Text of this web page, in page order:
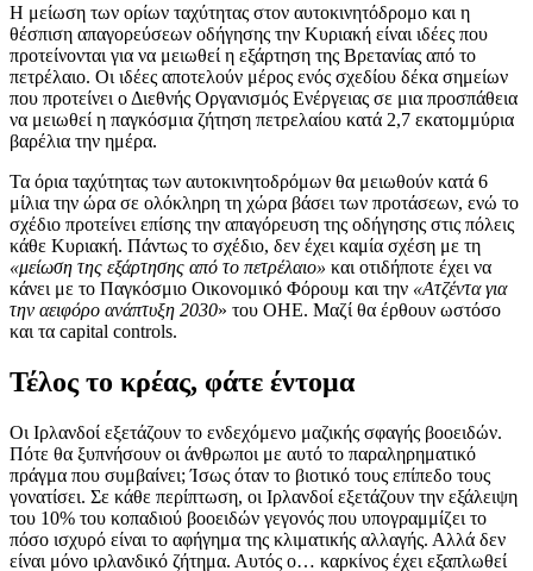
Η μείωση των ορίων ταχύτητας στον αυτοκινητόδρομο και η
θέσπιση απαγορεύσεων οδήγησης την Κυριακή είναι ιδέες που
προτείνονται για να μειωθεί η εξάρτηση της Βρετανίας από το
πετρέλαιο. Οι ιδέες αποτελούν μέρος ενός σχεδίου δέκα σημείων
που προτείνει ο Διεθνής Οργανισμός Ενέργειας σε μια προσπάθεια
να μειωθεί η παγκόσμια ζήτηση πετρελαίου κατά 2,7 εκατομμύρια
βαρέλια την ημέρα.
Τα όρια ταχύτητας των αυτοκινητοδρόμων θα μειωθούν κατά 6
μίλια την ώρα σε ολόκληρη τη χώρα βάσει των προτάσεων, ενώ το
σχέδιο προτείνει επίσης την απαγόρευση της οδήγησης στις πόλεις
κάθε Κυριακή. Πάντως το σχέδιο, δεν έχει καμία σχέση με τη
«μείωση της εξάρτησης από το πετρέλαιο» και οτιδήποτε έχει να
κάνει με το Παγκόσμιο Οικονομικό Φόρουμ και την «Ατζέντα για
την αειφόρο ανάπτυξη 2030» του ΟΗΕ. Μαζί θα έρθουν ωστόσο
και τα capital controls.
Τέλος το κρέας, φάτε έντομα
Οι Ιρλανδοί εξετάζουν το ενδεχόμενο μαζικής σφαγής βοοειδών.
Πότε θα ξυπνήσουν οι άνθρωποι με αυτό το παραληρηματικό
πράγμα που συμβαίνει; Ίσως όταν το βιοτικό τους επίπεδο τους
γονατίσει. Σε κάθε περίπτωση, οι Ιρλανδοί εξετάζουν την εξάλειψη
του 10% του κοπαδιού βοοειδών γεγονός που υπογραμμίζει το
πόσο ισχυρό είναι το αφήγημα της κλιματικής αλλαγής. Αλλά δεν
είναι μόνο ιρλανδικό ζήτημα. Αυτός ο… καρκίνος έχει εξαπλωθεί